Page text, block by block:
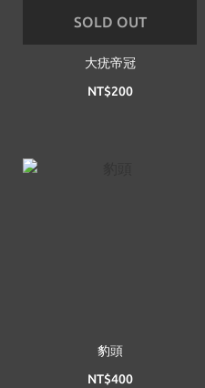
SOLD OUT
大疣帝冠
NT$200
豹頭
NT$400